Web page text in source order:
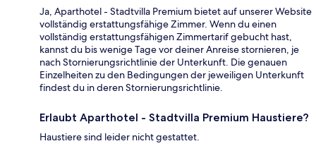
Ja, Aparthotel - Stadtvilla Premium bietet auf unserer Website
vollständig erstattungsfähige Zimmer. Wenn du einen
vollständig erstattungsfähigen Zimmertarif gebucht hast,
kannst du bis wenige Tage vor deiner Anreise stornieren, je
nach Stornierungsrichtlinie der Unterkunft. Die genauen
Einzelheiten zu den Bedingungen der jeweiligen Unterkunft
findest du in deren Stornierungsrichtlinie.
Erlaubt Aparthotel - Stadtvilla Premium Haustiere?
Haustiere sind leider nicht gestattet.